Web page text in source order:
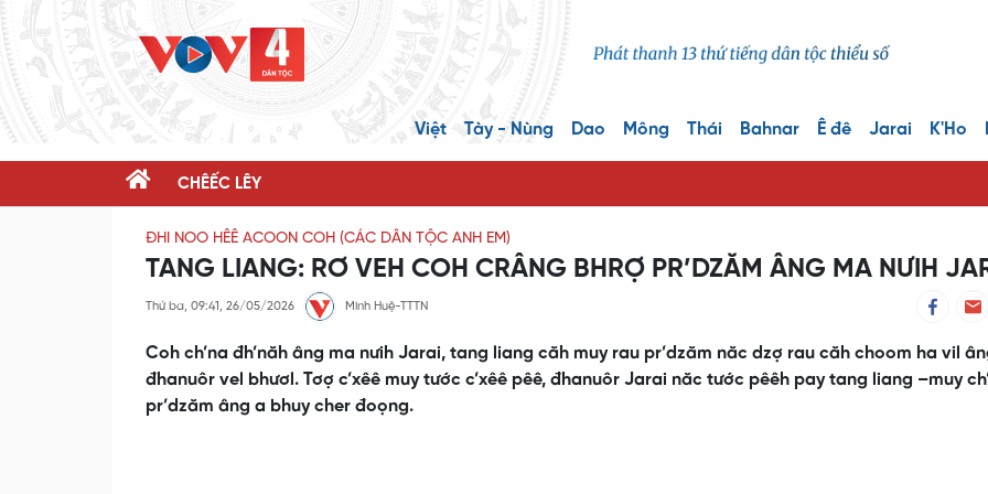
Việt Tày - Nùng Dao Mông Thái Bahnar Ê đê Jarai K'Ho
CHÊẾC LÊY
ĐHI NOO HÊÊ ACOON COH (CÁC DÂN TỘC ANH EM)
TANG LIANG: RƠ VEH COH CRÂNG BHRỢ PR’DZĂM ÂNG MA NƯIH
Thứ ba, 09:41, 26/05/2026 Minh Huệ-TTTN
Coh ch’na đh’năh âng ma nưih Jarai, tang liang căh muy rau pr’dzăm năc dzợ rau căh choom ha vil
đhanuôr vel bhươl. Tơợ c’xêê muy tước c’xêê pêê, đhanuôr Jarai năc tước pêêh pay tang liang –muy
pr’dzăm âng a bhuy cher đoọng.